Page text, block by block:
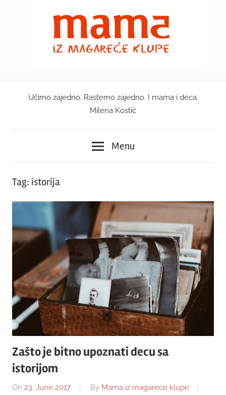
Mama
magareće
klupe
Učimo zajedno. Rastemo zajedno. I mama i deca.
Milena Kostić
Menu
Tag: istorija
Zašto je bitno upoznati decu sa
istorijom
On 23. June 2017. By Mama iz magarece klupe